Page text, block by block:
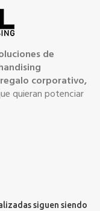
de
corporativo,
quieran potenciar
siguen siendo